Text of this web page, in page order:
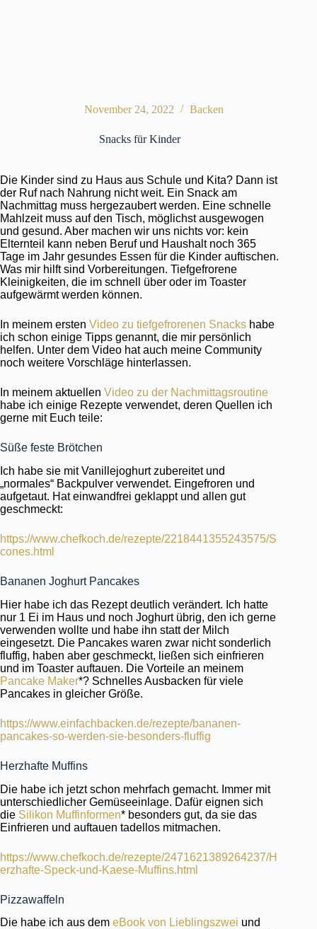
November 24, 2022 Backen
Snacks für Kinder
Die Kinder sind zu Haus aus Schule und Kita? Dann ist
der Ruf nach Nahrung nicht weit. Ein Snack am
Nachmittag muss hergezaubert werden. Eine schnelle
Mahlzeit muss auf den Tisch, möglichst ausgewogen
und gesund. Aber machen wir uns nichts vor: kein
Elternteil kann neben Beruf und Haushalt noch 365
Tage im Jahr gesundes Essen für die Kinder auftischen.
Was mir hilft sind Vorbereitungen. Tiefgefrorene
Kleinigkeiten, die im schnell über oder im Toaster
aufgewärmt werden können.
In meinem ersten Video zu tiefgefrorenen Snacks habe
ich schon einige Tipps genannt, die mir persönlich
helfen. Unter dem Video hat auch meine Community
noch weitere Vorschläge hinterlassen.
In meinem aktuellen Video zu der Nachmittagsroutine
habe ich einige Rezepte verwendet, deren Quellen ich
gerne mit Euch teile:
Süße feste Brötchen
Ich habe sie mit Vanillejoghurt zubereitet und
„normales“ Backpulver verwendet. Eingefroren und
aufgetaut. Hat einwandfrei geklappt und allen gut
geschmeckt:
https://www.chefkoch.de/rezepte/2218441355243575/S
cones.html
Bananen Joghurt Pancakes
Hier habe ich das Rezept deutlich verändert. Ich hatte
nur 1 Ei im Haus und noch Joghurt übrig, den ich gerne
verwenden wollte und habe ihn statt der Milch
eingesetzt. Die Pancakes waren zwar nicht sonderlich
fluffig, haben aber geschmeckt, ließen sich einfrieren
und im Toaster auftauen. Die Vorteile an meinem
Pancake Maker*? Schnelles Ausbacken für viele
Pancakes in gleicher Größe.
https://www.einfachbacken.de/rezepte/bananen-
pancakes-so-werden-sie-besonders-fluffig
Herzhafte Muffins
Die habe ich jetzt schon mehrfach gemacht. Immer mit
unterschiedlicher Gemüseeinlage. Dafür eignen sich
die Silikon Muffinformen* besonders gut, da sie das
Einfrieren und auftauen tadellos mitmachen.
https://www.chefkoch.de/rezepte/2471621389264237/H
erzhafte-Speck-und-Kaese-Muffins.html
Pizzawaffeln
Die habe ich aus dem eBook von Lieblingszwei und